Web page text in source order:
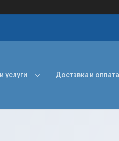
услуги Доставка и оплата